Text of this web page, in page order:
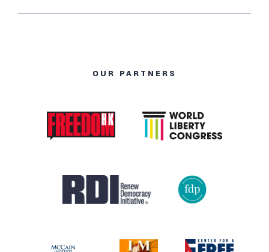
OUR PARTNERS